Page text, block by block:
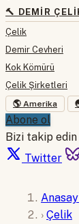
🔨 DEMIR
Çelik
Demir Cevheri
Kok Kömürü
Çelik Şirketleri
🌎 Amerika
Abone ol
Bizi takip edin
Twitter
› Çelik